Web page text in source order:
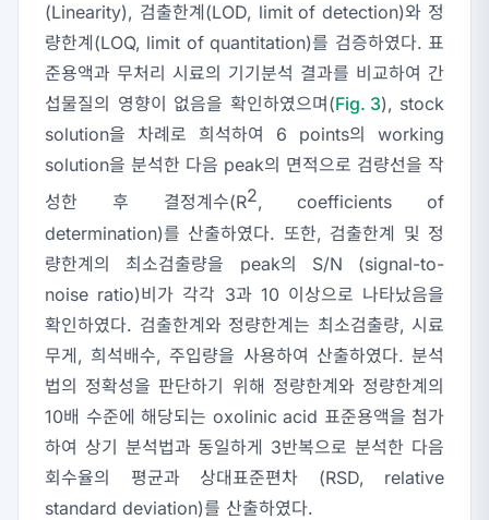
(Linearity), 검출한계(LOD, limit of detection)와 정
량한계(LOQ, limit of quantitation)를 검증하였다. 표
준용액과 무처리 시료의 기기분석 결과를 비교하여 간
섭물질의 영향이 없음을 확인하였으며(Fig. 3), stock
solution을 차례로 희석하여 6 points의 working
solution을 분석한 다음 peak의 면적으로 검량선을 작
성한 후 결정계수(R2, coefficients of
determination)를 산출하였다. 또한, 검출한계 및 정
량한계의 최소검출량을 peak의 S/N (signal-to-
noise ratio)비가 각각 3과 10 이상으로 나타났음을
확인하였다. 검출한계와 정량한계는 최소검출량, 시료
무게, 희석배수, 주입량을 사용하여 산출하였다. 분석
법의 정확성을 판단하기 위해 정량한계와 정량한계의
10배 수준에 해당되는 oxolinic acid 표준용액을 첨가
하여 상기 분석법과 동일하게 3반복으로 분석한 다음
회수율의 평균과 상대표준편차 (RSD, relative
standard deviation)를 산출하였다.